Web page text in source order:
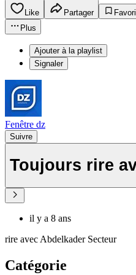
Like Partager
Favori
Plus
Ajouter à la playlist
Signaler
Fenêtre dz
Suivre
il y a 8 ans
rire avec Abdelkader Secteur
Catégorie